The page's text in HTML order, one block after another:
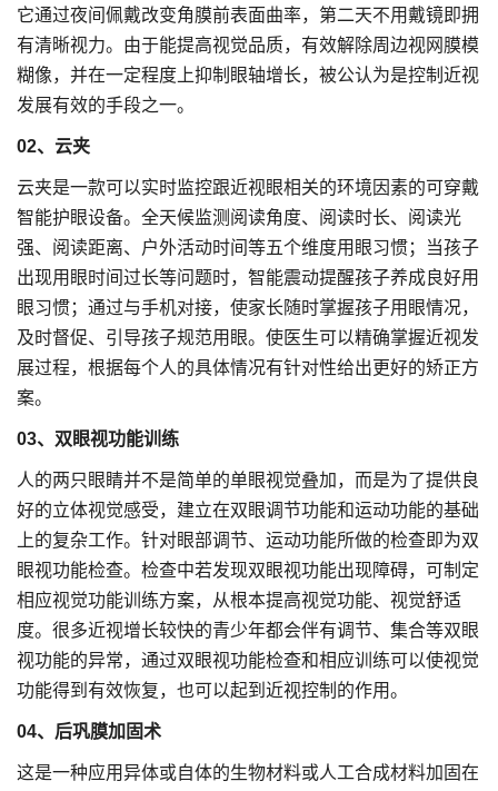
它通过夜间佩戴改变角膜前表面曲率，第二天不用戴镜即拥
有清晰视力。由于能提高视觉品质，有效解除周边视网膜模
糊像，并在一定程度上抑制眼轴增长，被公认为是控制近视
发展有效的手段之一。
02、云夹
云夹是一款可以实时监控跟近视眼相关的环境因素的可穿戴
智能护眼设备。全天候监测阅读角度、阅读时长、阅读光
强、阅读距离、户外活动时间等五个维度用眼习惯；当孩子
出现用眼时间过长等问题时，智能震动提醒孩子养成良好用
眼习惯；通过与手机对接，使家长随时掌握孩子用眼情况，
及时督促、引导孩子规范用眼。使医生可以精确掌握近视发
展过程，根据每个人的具体情况有针对性给出更好的矫正方
案。
03、双眼视功能训练
人的两只眼睛并不是简单的单眼视觉叠加，而是为了提供良
好的立体视觉感受，建立在双眼调节功能和运动功能的基础
上的复杂工作。针对眼部调节、运动功能所做的检查即为双
眼视功能检查。检查中若发现双眼视功能出现障碍，可制定
相应视觉功能训练方案，从根本提高视觉功能、视觉舒适
度。很多近视增长较快的青少年都会伴有调节、集合等双眼
视功能的异常，通过双眼视功能检查和相应训练可以使视觉
功能得到有效恢复，也可以起到近视控制的作用。
04、后巩膜加固术
这是一种应用异体或自体的生物材料或人工合成材料加固在